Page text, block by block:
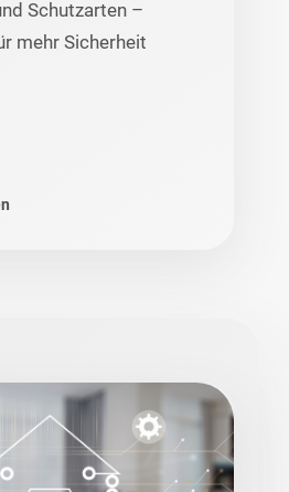
Schutzarten –
mehr Sicherheit